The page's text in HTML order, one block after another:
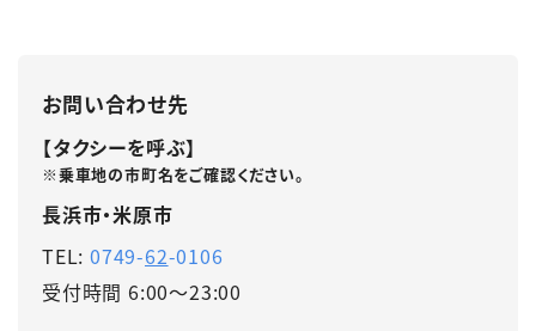
お問い合わせ先
【タクシーを呼ぶ】
※乗車地の市町名をご確認ください。
長浜市・米原市
TEL: 0749-62-0106
受付時間 6:00～23:00